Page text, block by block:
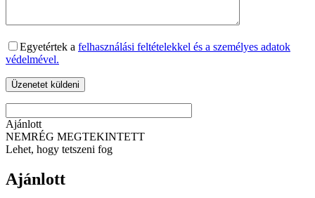
Egyetértek a felhasználási feltételekkel és a személyes adatok
védelmével.
Ajánlott
NEMRÉG MEGTEKINTETT
Lehet, hogy tetszeni fog
Ajánlott